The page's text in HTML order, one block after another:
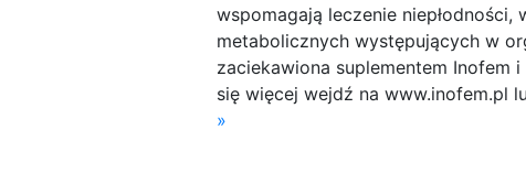
wspomagają leczenie niepłodności,
metabolicznych występujących w
zaciekawiona suplementem Inofem
się więcej wejdź na www.inofem.pl
»